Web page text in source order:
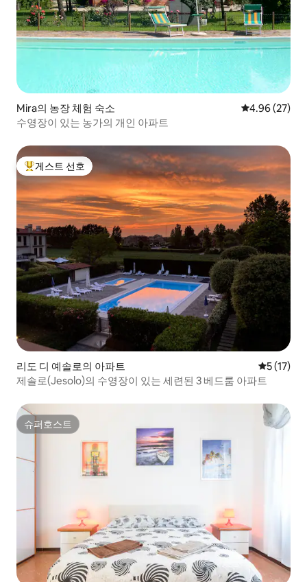
Mira의 농장 체험 숙소 평점 4.96점(5
4.96 (27)
수영장이 있는 농가의 개인 아파트
상위 게스트 선호
게스트 선호
리도 디 예솔로의 아파트 평점 5점
5 (17)
제솔로(Jesolo)의 수영장이 있는 세련된 3 베드룸 아파트
슈퍼호스트
슈퍼호스트